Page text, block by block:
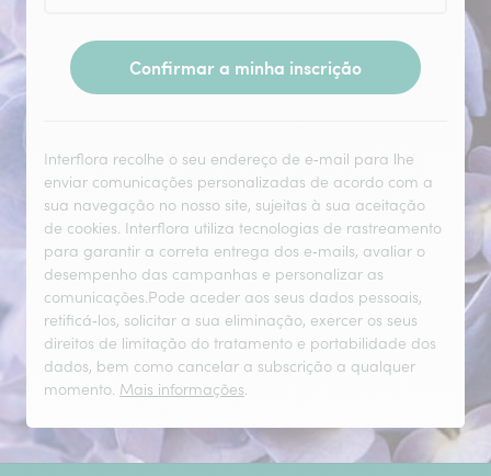
Confirmar a minha inscrição
Interflora recolhe o seu endereço de e‑mail para lhe
enviar comunicações personalizadas de acordo com a
sua navegação no nosso site, sujeitas à sua aceitação
de cookies. Interflora utiliza tecnologias de rastreamento
para garantir a correta entrega dos e‑mails, avaliar o
desempenho das campanhas e personalizar as
comunicações.Pode aceder aos seus dados pessoais,
retificá‑los, solicitar a sua eliminação, exercer os seus
direitos de limitação do tratamento e portabilidade dos
dados, bem como cancelar a subscrição a qualquer
momento. Mais informações.